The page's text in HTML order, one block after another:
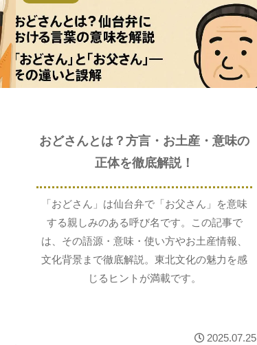
おどさんとは？方言・お土産・意味の
正体を徹底解説！
「おどさん」は仙台弁で「お父さん」を意味
する親しみのある呼び名です。この記事で
は、その語源・意味・使い方やお土産情報、
文化背景まで徹底解説。東北文化の魅力を感
じるヒントが満載です。
2025.07.25